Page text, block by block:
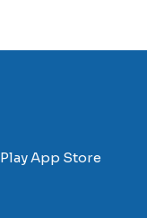
App Store